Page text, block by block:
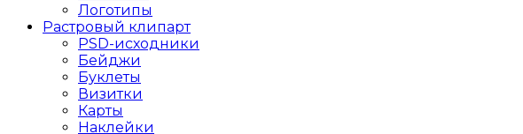
Логотипы
Растровый клипарт
PSD-исходники
Бейджи
Буклеты
Визитки
Карты
Наклейки